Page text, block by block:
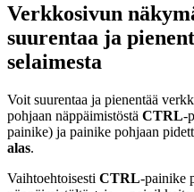
Verkkosivun
suurentaa ja
selaimesta
Voit suurentaa ja pienentää
pohjaan näppäimistöstä CTRL-
painike) ja painike pohjaan
alas.
Vaihtoehtoisesti CTRL-painike